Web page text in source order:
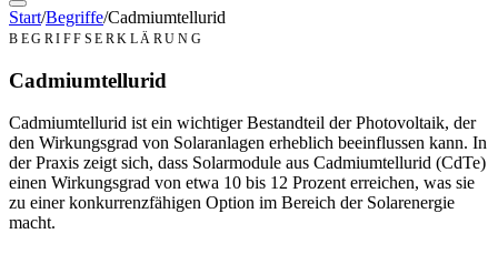
Start/Begriffe/Cadmiumtellurid
BEGRIFFSERKLÄRUNG
Cadmiumtellurid
Cadmiumtellurid ist ein wichtiger Bestandteil der Photovoltaik, der
den Wirkungsgrad von Solaranlagen erheblich beeinflussen kann. In
der Praxis zeigt sich, dass Solarmodule aus Cadmiumtellurid (CdTe)
einen Wirkungsgrad von etwa 10 bis 12 Prozent erreichen, was sie
zu einer konkurrenzfähigen Option im Bereich der Solarenergie
macht.